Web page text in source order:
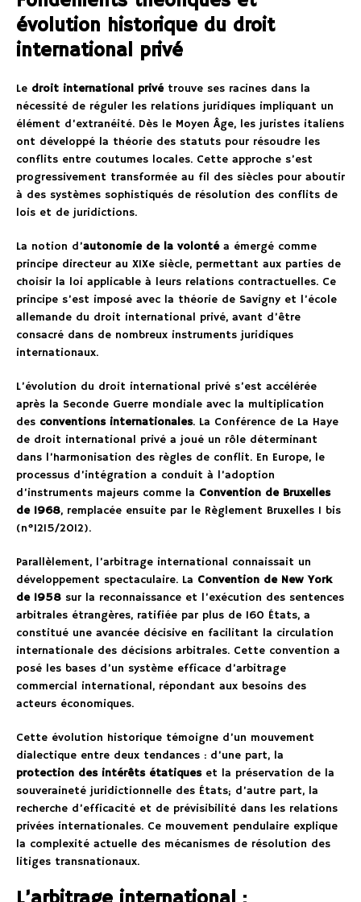
évolution historique du droit
international privé
Le droit international privétrouve ses racines dans la
nécessité de réguler les relations juridiques impliquant un
élément d’extranéité. Dès le Moyen Âge, les juristes italiens
ont développé la théorie des statuts pour résoudre les
conflits entre coutumes locales. Cette approche s’est
progressivement transformée au fil des siècles pour aboutir
à des systèmes sophistiqués de résolution des conflits de
lois et de juridictions.
La notion d’autonomie de la volontéa émergé comme
principe directeur au XIXe siècle, permettant aux parties de
choisir la loi applicable à leurs relations contractuelles. Ce
principe s’est imposé avec la théorie de Savigny et l’école
allemande du droit international privé, avant d’être
consacré dans de nombreux instruments juridiques
internationaux.
L’évolution du droit international privé s’est accélérée
après la Seconde Guerre mondiale avec la multiplication
des conventions internationales. La Conférence de La Haye
de droit international privé a joué un rôle déterminant
dans l’harmonisation des règles de conflit. En Europe, le
processus d’intégration a conduit à l’adoption
d’instruments majeurs comme la Convention de Bruxelles
de 1968, remplacée ensuite par le Règlement Bruxelles I bis
(n°1215/2012).
Parallèlement, l’arbitrage international connaissait un
développement spectaculaire. La Convention de New York
de 1958 sur la reconnaissance et l’exécution des sentences
arbitrales étrangères, ratifiée par plus de 160 États, a
constitué une avancée décisive en facilitant la circulation
internationale des décisions arbitrales. Cette convention a
posé les bases d’un système efficace d’arbitrage
commercial international, répondant aux besoins des
acteurs économiques.
Cette évolution historique témoigne d’un mouvement
dialectique entre deux tendances : d’une part, la
protection des intérêts étatiqueset la préservation de la
souveraineté juridictionnelle des États; d’autre part, la
recherche d’efficacité et de prévisibilité dans les relations
privées internationales. Ce mouvement pendulaire explique
la complexité actuelle des mécanismes de résolution des
litiges transnationaux.